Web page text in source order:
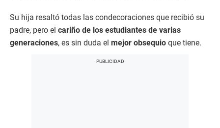
Su hija resaltó todas las condecoraciones que recibió su
padre, pero el cariño de los estudiantes de varias
generaciones, es sin duda el mejor obsequio que tiene.